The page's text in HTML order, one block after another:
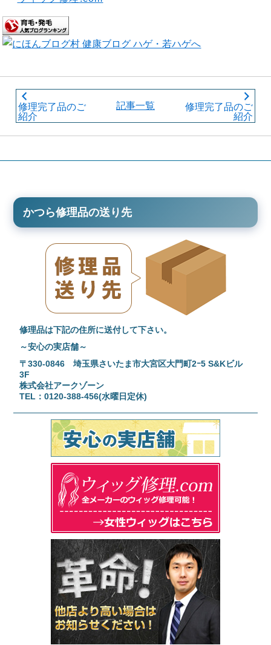
修理完了品のご
紹介
記事一覧
修理完了品のご
紹介
かつら修理品の送り先
修理品は下記の住所に送付して下さい。
～安心の実店舗～
〒330-0846 埼玉県さいたま市大宮区大門町2ｰ5 S&Kビル
3F
株式会社アークゾーン
TEL：0120-388-456(水曜日定休)